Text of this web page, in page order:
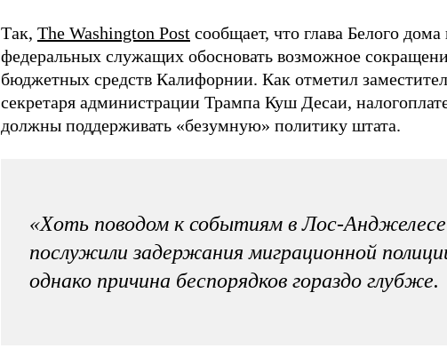
Так, The Washington Post сообщает, что глава Белого
федеральных служащих обосновать возможное
бюджетных средств Калифорнии. Как отметил
секретаря администрации Трампа Куш Десаи,
должны поддерживать «безумную» политику штата.
«Хоть поводом к событиям в Лос-
послужили задержания миграционной
однако причина беспорядков гораздо глубже.